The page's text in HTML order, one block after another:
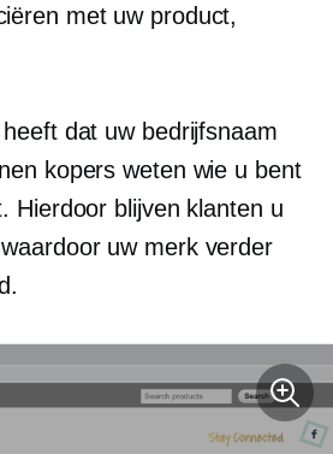
met uw product,
dat uw bedrijfsnaam
kopers weten wie u bent
Hierdoor blijven klanten u
uw merk verder